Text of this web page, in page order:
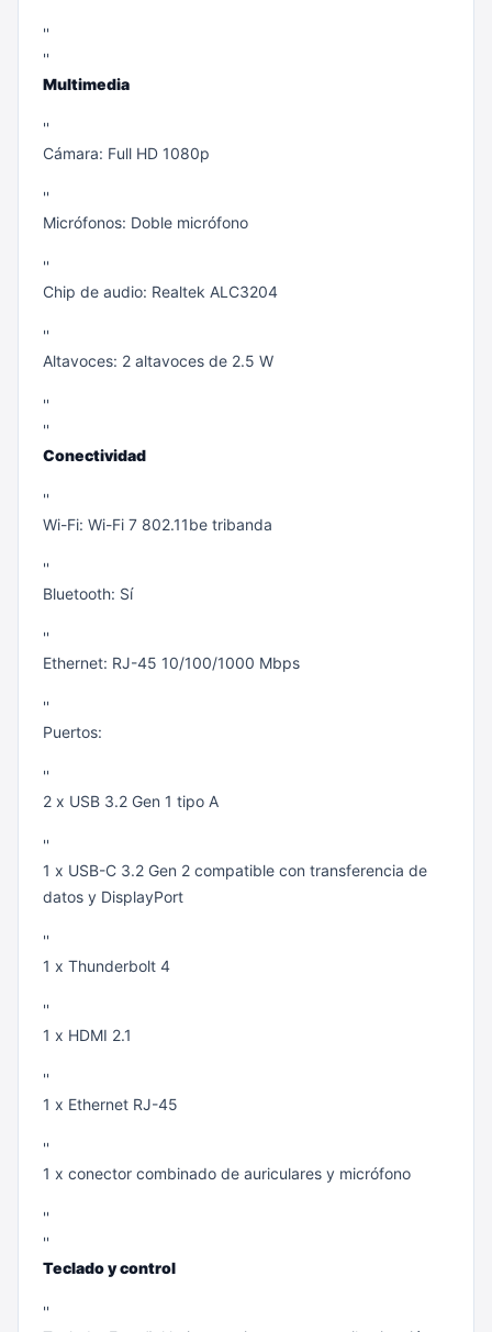
''
''
Multimedia
''
Cámara: Full HD 1080p
''
Micrófonos: Doble micrófono
''
Chip de audio: Realtek ALC3204
''
Altavoces: 2 altavoces de 2.5 W
''
''
Conectividad
''
Wi-Fi: Wi-Fi 7 802.11be tribanda
''
Bluetooth: Sí
''
Ethernet: RJ-45 10/100/1000 Mbps
''
Puertos:
''
2 x USB 3.2 Gen 1 tipo A
''
1 x USB-C 3.2 Gen 2 compatible con transferencia de
datos y DisplayPort
''
1 x Thunderbolt 4
''
1 x HDMI 2.1
''
1 x Ethernet RJ-45
''
1 x conector combinado de auriculares y micrófono
''
''
Teclado y control
''